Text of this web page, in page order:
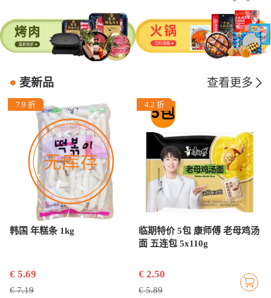
麦新品 查看更多
7.9 折
韩国 年糕条 1kg
€ 5.69
€ 7.19
4.2 折
临期特价 5包 康师傅 老母鸡汤
面 五连包 5x110g
€ 2.50
€ 5.89